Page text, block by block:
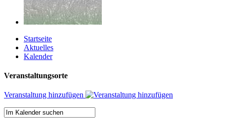
Startseite
Aktuelles
Kalender
Veranstaltungsorte
Veranstaltung hinzufügen